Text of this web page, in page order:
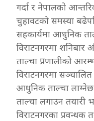
गर्दा र नेपालको
चुहावटको समस्या
सहकार्यमा आधुनिक
विराटनगरमा
ताल्चा प्रणालीको
विराटनगरमा
आधुनिक ताल्चा लाग्नेछ
ताल्चा लगाउन तयारी
विराटनगरका प्रवन्धक